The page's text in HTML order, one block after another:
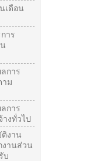
เดือน
าร
การ
าม
การ
งทั่วไป
งาน
งานส่วน
บ